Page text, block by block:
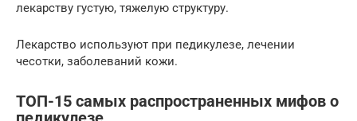
лекарству густую, тяжелую структуру.
Лекарство используют при педикулезе, лечении
чесотки, заболеваний кожи.
ТОП-15 самых распространенных мифов о